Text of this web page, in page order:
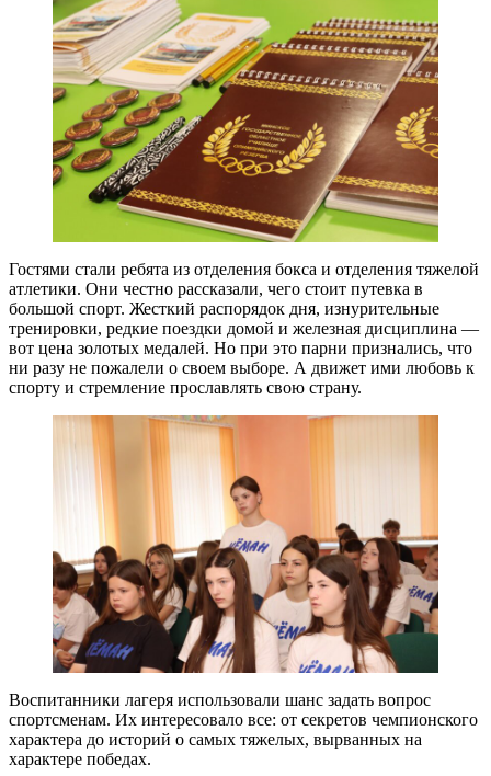
Гостями стали ребята из отделения бокса и отделения тяжелой
атлетики. Они честно рассказали, чего стоит путевка в
большой спорт. Жесткий распорядок дня, изнурительные
тренировки, редкие поездки домой и железная дисциплина —
вот цена золотых медалей. Но при это парни признались, что
ни разу не пожалели о своем выборе. А движет ими любовь к
спорту и стремление прославлять свою страну.
Воспитанники лагеря использовали шанс задать вопрос
спортсменам. Их интересовало все: от секретов чемпионского
характера до историй о самых тяжелых, вырванных на
характере победах.